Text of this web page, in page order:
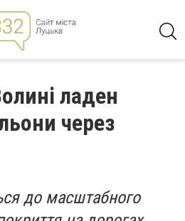
ладен
через
до масштабного